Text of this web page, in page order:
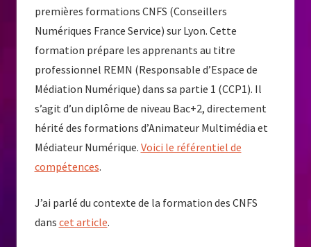
premières formations CNFS (Conseillers
Numériques France Service) sur Lyon. Cette
formation prépare les apprenants au titre
professionnel REMN (Responsable d’Espace de
Médiation Numérique) dans sa partie 1 (CCP1). Il
s’agit d’un diplôme de niveau Bac+2, directement
hérité des formations d’Animateur Multimédia et
Médiateur Numérique. Voici le référentiel de
compétences.
J’ai parlé du contexte de la formation des CNFS
dans cet article.